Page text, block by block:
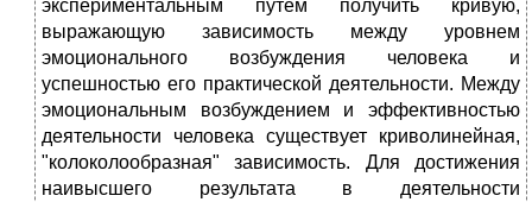
экспериментальным путем получить кривую,
выражающую зависимость между уровнем
эмоционального возбуждения человека и
успешностью его практической деятельности. Между
эмоциональным возбуждением и эффективностью
деятельности человека существует криволинейная,
"колоколообразная" зависимость. Для достижения
наивысшего результата в деятельности